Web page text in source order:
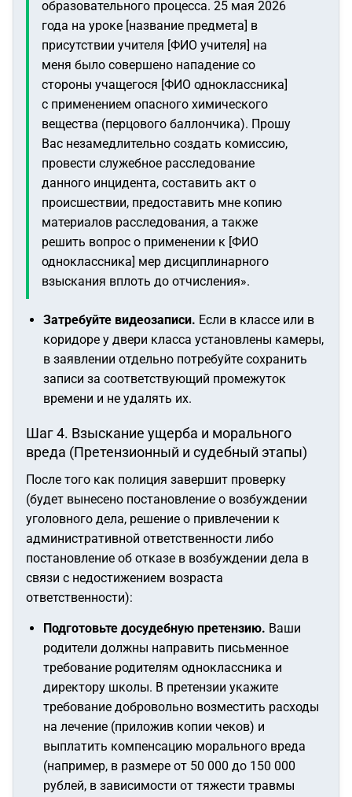
образовательного процесса. 25 мая 2026
года на уроке [название предмета] в
присутствии учителя [ФИО учителя] на
меня было совершено нападение со
стороны учащегося [ФИО одноклассника]
с применением опасного химического
вещества (перцового баллончика). Прошу
Вас незамедлительно создать комиссию,
провести служебное расследование
данного инцидента, составить акт о
происшествии, предоставить мне копию
материалов расследования, а также
решить вопрос о применении к [ФИО
одноклассника] мер дисциплинарного
взыскания вплоть до отчисления».
Затребуйте видеозаписи. Если в классе или в
коридоре у двери класса установлены камеры,
в заявлении отдельно потребуйте сохранить
записи за соответствующий промежуток
времени и не удалять их.
Шаг 4. Взыскание ущерба и морального
вреда (Претензионный и судебный этапы)
После того как полиция завершит проверку
(будет вынесено постановление о возбуждении
уголовного дела, решение о привлечении к
административной ответственности либо
постановление об отказе в возбуждении дела в
связи с недостижением возраста
ответственности):
Подготовьте досудебную претензию. Ваши
родители должны направить письменное
требование родителям одноклассника и
директору школы. В претензии укажите
требование добровольно возместить расходы
на лечение (приложив копии чеков) и
выплатить компенсацию морального вреда
(например, в размере от 50 000 до 150 000
рублей, в зависимости от тяжести травмы